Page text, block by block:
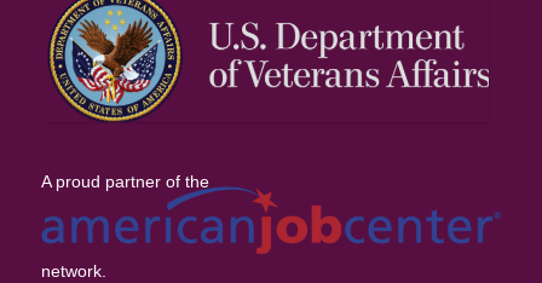
A proud partner of the
network.